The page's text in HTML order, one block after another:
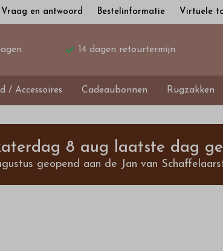
Vraag en antwoord Bestelinformatie Virtuele
14 dagen retourtermijn
/ Accessoires Cadeaubonnen Rugzakken
8 aug laatste dag
geopend aan de Jan van